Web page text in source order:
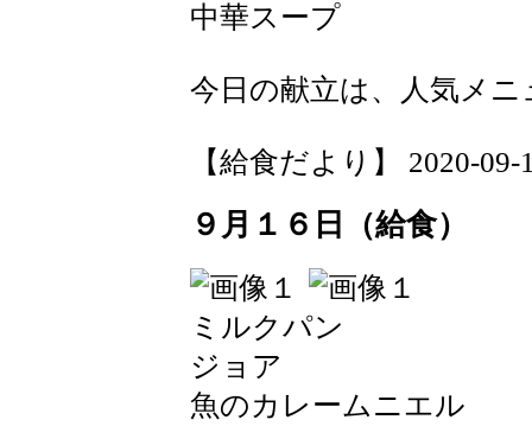
中華スープ
今日の献立は、人気メ
【給食だより】 2020-09-
９月１６日（給食）
ミルクパン
ジョア
魚のカレームニエル